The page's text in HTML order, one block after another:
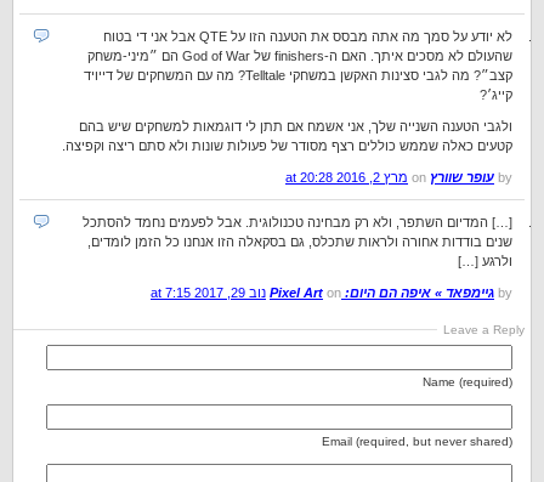
לא יודע על סמך מה אתה מבסס את הטענה הזו על QTE אבל אני די בטוח
שהעולם לא מסכים איתך. האם ה-finishers של God of War הם ״מיני-משחק
קצב״? מה לגבי סצינות האקשן במשחקי Telltale? מה עם המשחקים של דייויד
קייג׳?
ולגבי הטענה השנייה שלך, אני אשמח אם תתן לי דוגמאות למשחקים שיש בהם
קטעים כאלה שממש כוללים רצף מסודר של פעולות שונות ולא סתם ריצה וקפיצה.
by עופר שוורץ מרץ 2, 2016 at 20:28
[…] המדיום השתפר, ולא רק מבחינה טכנולוגית. אבל לפעמים נחמד להסתכל
שנים בודדות אחורה ולראות שתכלס, גם בסקאלה הזו אנחנו כל הזמן לומדים,
ולרגע […]
by גיימפאד » איפה הם היום: Pixel Art on נוב 29, 2017 at 7:15
Leave a Reply
Name (required)
Email (required, but never shared)